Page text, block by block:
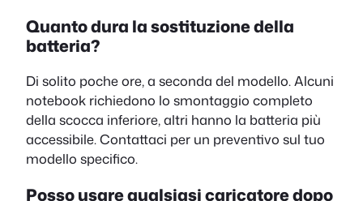
Quanto dura la sostituzione della
batteria?
Di solito poche ore, a seconda del modello. Alcuni
notebook richiedono lo smontaggio completo
della scocca inferiore, altri hanno la batteria più
accessibile. Contattaci per un preventivo sul tuo
modello specifico.
Posso usare qualsiasi caricatore dopo